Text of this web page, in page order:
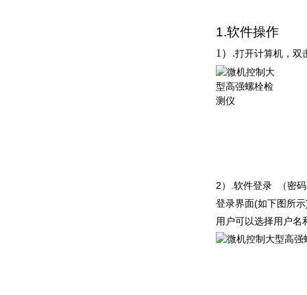
1.软件操作
1 ） .打开计算机，双
2） 软件登录 （密码
登录界面(如下图所示
用户可以选择用户名